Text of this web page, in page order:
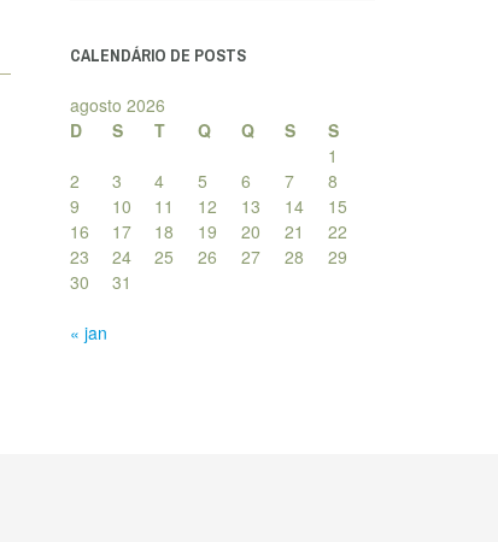
CALENDÁRIO DE POSTS
agosto 2026
D
S T Q Q S
S
1
2
3 4 5 6 7
8
9
10 11 12 13 14
15
16
17 18 19 20 21
22
23
24 25 26 27 28
29
30
31
« jan